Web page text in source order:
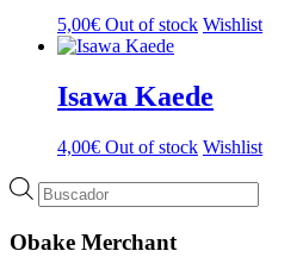
5,00€ Out of stock Wishlist
Isawa Kaede
4,00€ Out of stock Wishlist
Búsqueda
de
Obake Merchant